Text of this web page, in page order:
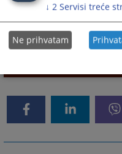
ime.prezime@pravosudje.ba (
npr.
↓ 2 Servisi treće
Ne prihvatam